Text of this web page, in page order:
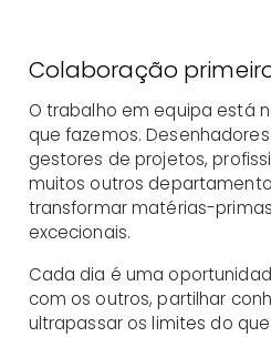
Colaboração
O trabalho em equipa está
que fazemos.
gestores de projetos,
muitos outros
transformar matérias-
excecionais.
Cada dia é uma
com os outros, partilhar
ultrapassar os limites do